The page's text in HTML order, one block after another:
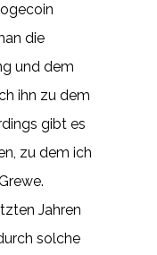
die
und dem
ihn zu dem
gibt es
zu dem ich
Jahren
solche